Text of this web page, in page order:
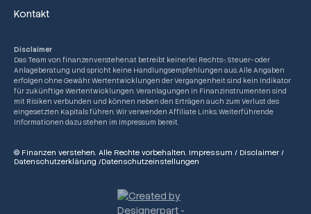
Kontakt
Disclaimer
Das Team von finanzenverstehen.at betreibt keinerlei Rechts-, Steuer- oder
Anlageberatung und spricht keine Handlungsempfehlungen aus. Alle Angaben
erfolgen ohne Gewähr. Wertentwicklungen der Vergangenheit sind kein Indikator
für zukünftige Wertentwicklungen. Veranlagungen in Finanzinstrumenten sind
mit Risiken verbunden und können neben den Erträgen auch zum Verlust des
eingesetzten Kapitals führen. Wir verwenden Affiliate Links. Weiterführende
Informationen dazu stehen im Impressum bereit.
© Finanzen verstehen. Alle Rechte vorbehalten. Impressum / Disclaimer /
Datenschutzerklärung /Datenschutzeinstellungen